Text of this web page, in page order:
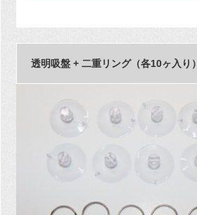
透明吸盤 + 二重リング（各10ヶ入り）